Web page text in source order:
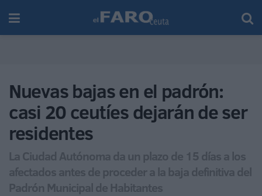
Nuevas bajas en el padrón:
casi 20 ceutíes dejarán de ser
residentes
La Ciudad Autónoma da un plazo de 15 días a los
afectados antes de proceder a la baja definitiva del
Padrón Municipal de Habitantes